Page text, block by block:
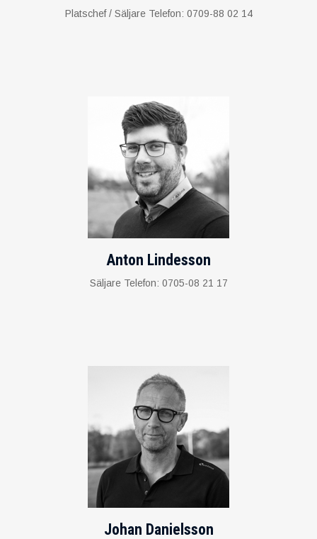
Platschef / Säljare Telefon: 0709-88 02 14
Anton Lindesson
Säljare Telefon: 0705-08 21 17
Johan Danielsson